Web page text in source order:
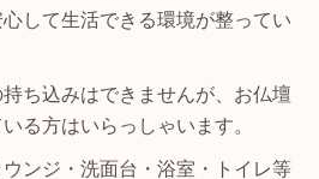
して生活できる環境が整ってい
ち込みはできませんが、お仏壇
る方はいらっしゃいます。
ンジ・洗面台・浴室・トイレ等